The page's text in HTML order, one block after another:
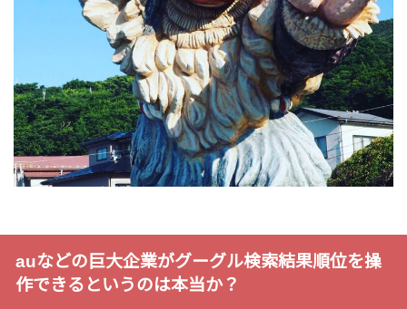
auなどの巨大企業がグーグル検索結果順位を操
作できるというのは本当か？